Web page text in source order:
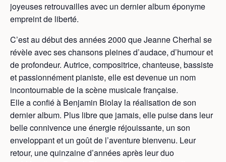
joyeuses retrouvailles avec un dernier album éponyme
empreint de liberté.
C’est au début des années 2000 que Jeanne Cherhal se
révèle avec ses chansons pleines d’audace, d’humour et
de profondeur. Autrice, compositrice, chanteuse, bassiste
et passionnément pianiste, elle est devenue un nom
incontournable de la scène musicale française.
Elle a confié à Benjamin Biolay la réalisation de son
dernier album. Plus libre que jamais, elle puise dans leur
belle connivence une énergie réjouissante, un son
enveloppant et un goût de l’aventure bienvenu. Leur
retour, une quinzaine d’années après leur duo